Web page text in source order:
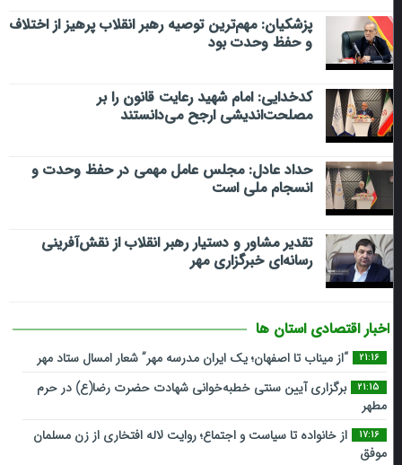
پزشکیان: مهم‌ترین توصیه رهبر انقلاب پرهیز از اختلاف
و حفظ وحدت بود
کدخدایی: امام شهید رعایت قانون را بر
مصلحت‌اندیشی ارجح می‌دانستند
حداد عادل: مجلس عامل مهمی در حفظ وحدت و
انسجام ملی است
تقدیر مشاور و دستیار رهبر انقلاب از نقش‌آفرینی
رسانه‌ای خبرگزاری مهر
اخبار اقتصادی استان ها
21:16 “از میناب تا اصفهان؛ یک ایران مدرسه مهر” شعار امسال ستاد مهر
21:15
برگزاری آیین سنتی خطبه‌خوانی شهادت حضرت رضا(ع) در حرم
مطهر
17:16
از خانواده تا سیاست و اجتماع؛ روایت لاله افتخاری از زن مسلمان
موفق